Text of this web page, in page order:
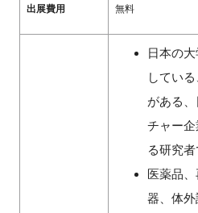
閉じる
出展費用 無料
日本の
してい
がある
チャー
る研究者
医薬品
器、体